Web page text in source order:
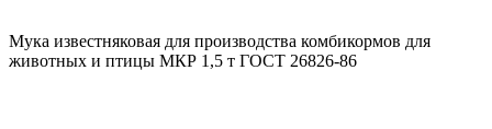
Мука известняковая для производства комбикормов для
животных и птицы МКР 1,5 т ГОСТ 26826-86